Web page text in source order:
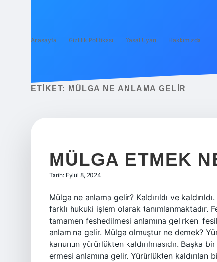
Anasayfa Gizlilik Politikası Yasal Uyarı Hakkımızda
ETIKET: MÜLGA NE ANLAMA GELIR
MÜLGA ETMEK
Tarih: Eylül 8, 2024
Mülga ne anlama gelir? Kaldırıldı ve
farklı hukuki işlem olarak
tamamen feshedilmesi anlamına gelirken,
anlamına gelir. Mülga olmuştur ne demek?
kanunun yürürlükten kaldırılmasıdır. Başka
ermesi anlamına gelir. Yürürlükten kaldırılan